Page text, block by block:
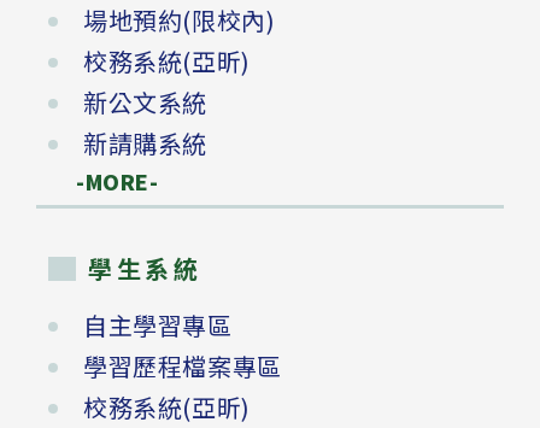
場地預約(限校內)
校務系統(亞昕)
新公文系統
新請購系統
-MORE-
學生系統
自主學習專區
學習歷程檔案專區
校務系統(亞昕)